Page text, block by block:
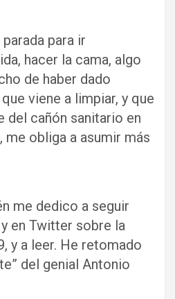
para ir
hacer la cama, algo
de haber dado
viene a limpiar, y que
del cañón sanitario en
me obliga a asumir más
me dedico a seguir
en Twitter sobre la
y a leer. He retomado
del genial Antonio